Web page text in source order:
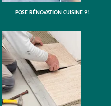
POSE RÉNOVATION CUISINE 91